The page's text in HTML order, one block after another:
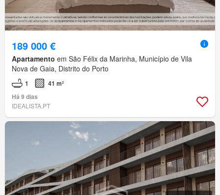
189 000 €
Apartamento em São Félix da Marinha, Município de Vila
Nova de Gaia, Distrito do Porto
1
41 m²
Há 9 dias
IDEALISTA.PT